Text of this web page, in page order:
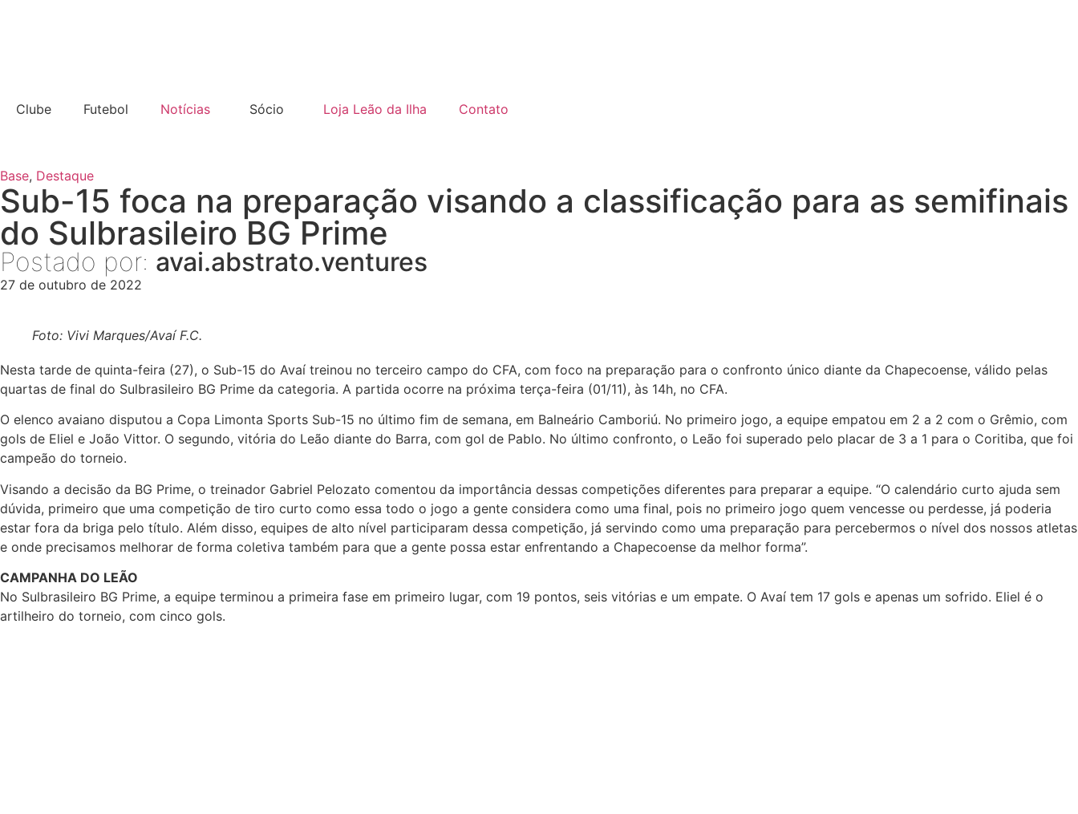
Clube Futebol Notícias Sócio Loja Leão da Ilha Contato
Base, Destaque
Sub-15 foca na preparação visando a classificação para as semifinais
do Sulbrasileiro BG Prime
Postado por: avai.abstrato.ventures
27 de outubro de 2022
Foto: Vivi Marques/Avaí F.C.
Nesta tarde de quinta-feira (27), o Sub-15 do Avaí treinou no terceiro campo do CFA, com foco na preparação para o confronto único diante da Chapecoense, válido pelas
quartas de final do Sulbrasileiro BG Prime da categoria. A partida ocorre na próxima terça-feira (01/11), às 14h, no CFA.
O elenco avaiano disputou a Copa Limonta Sports Sub-15 no último fim de semana, em Balneário Camboriú. No primeiro jogo, a equipe empatou em 2 a 2 com o Grêmio, com
gols de Eliel e João Vittor. O segundo, vitória do Leão diante do Barra, com gol de Pablo. No último confronto, o Leão foi superado pelo placar de 3 a 1 para o Coritiba, que foi
campeão do torneio.
Visando a decisão da BG Prime, o treinador Gabriel Pelozato comentou da importância dessas competições diferentes para preparar a equipe. “O calendário curto ajuda sem
dúvida, primeiro que uma competição de tiro curto como essa todo o jogo a gente considera como uma final, pois no primeiro jogo quem vencesse ou perdesse, já poderia
estar fora da briga pelo título. Além disso, equipes de alto nível participaram dessa competição, já servindo como uma preparação para percebermos o nível dos nossos atletas
e onde precisamos melhorar de forma coletiva também para que a gente possa estar enfrentando a Chapecoense da melhor forma”.
CAMPANHA DO LEÃO
No Sulbrasileiro BG Prime, a equipe terminou a primeira fase em primeiro lugar, com 19 pontos, seis vitórias e um empate. O Avaí tem 17 gols e apenas um sofrido. Eliel é o
artilheiro do torneio, com cinco gols.